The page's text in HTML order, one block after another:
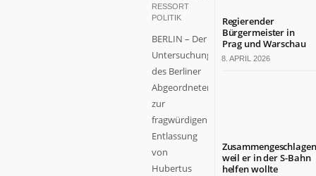
RESSORT
POLITIK
BERLIN – Der
Untersuchungsausschuss
des Berliner
Abgeordnetenhauses
zur
fragwürdigen
Entlassung
von
Hubertus
Regierender
Bürgermeister in
Prag und Warschau
8. APRIL 2026
weil er in der S-Bahn
helfen wollte